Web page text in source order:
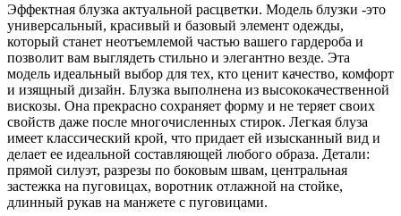
Эффектная блузка актуальной расцветки. Модель блузки -это
универсальный, красивый и базовый элемент одежды,
который станет неотъемлемой частью вашего гардероба и
позволит вам выглядеть стильно и элегантно везде. Эта
модель идеальный выбор для тех, кто ценит качество, комфорт
и изящный дизайн. Блузка выполнена из высококачественной
вискозы. Она прекрасно сохраняет форму и не теряет своих
свойств даже после многочисленных стирок. Легкая блуза
имеет классический крой, что придает ей изысканный вид и
делает ее идеальной составляющей любого образа. Детали:
прямой силуэт, разрезы по боковым швам, центральная
застежка на пуговицах, воротник отлажной на стойке,
длинный рукав на манжете с пуговицами.